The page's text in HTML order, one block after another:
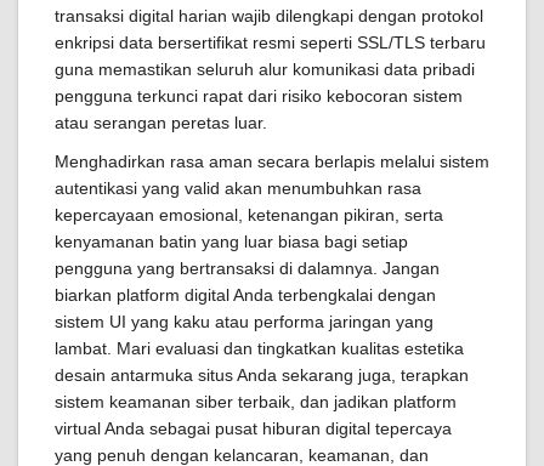
transaksi digital harian wajib dilengkapi dengan protokol
enkripsi data bersertifikat resmi seperti SSL/TLS terbaru
guna memastikan seluruh alur komunikasi data pribadi
pengguna terkunci rapat dari risiko kebocoran sistem
atau serangan peretas luar.
Menghadirkan rasa aman secara berlapis melalui sistem
autentikasi yang valid akan menumbuhkan rasa
kepercayaan emosional, ketenangan pikiran, serta
kenyamanan batin yang luar biasa bagi setiap
pengguna yang bertransaksi di dalamnya. Jangan
biarkan platform digital Anda terbengkalai dengan
sistem UI yang kaku atau performa jaringan yang
lambat. Mari evaluasi dan tingkatkan kualitas estetika
desain antarmuka situs Anda sekarang juga, terapkan
sistem keamanan siber terbaik, dan jadikan platform
virtual Anda sebagai pusat hiburan digital tepercaya
yang penuh dengan kelancaran, keamanan, dan